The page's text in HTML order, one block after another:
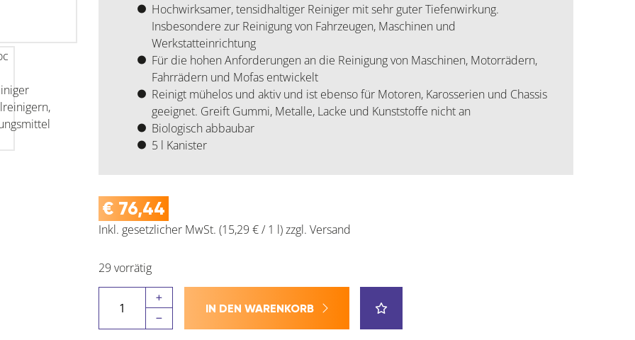
Hochwirksamer, tensidhaltiger Reiniger mit sehr guter Tiefenwirkung.
Insbesondere zur Reinigung von Fahrzeugen, Maschinen und
Werkstatteinrichtung
Für die hohen Anforderungen an die Reinigung von Maschinen, Motorrädern,
Fahrrädern und Mofas entwickelt
Reinigt mühelos und aktiv und ist ebenso für Motoren, Karosserien und Chassis
geeignet. Greift Gummi, Metalle, Lacke und Kunststoffe nicht an
Biologisch abbaubar
5 l Kanister
€ 76,44
Inkl. gesetzlicher MwSt. (15,29 € / 1 l)zzgl. Versand
29 vorrätig
Kraftreiniger
IN DEN WARENKORB